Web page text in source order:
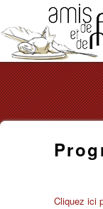
Les
FlaubertCliquez ici